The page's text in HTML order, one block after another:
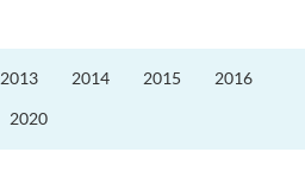
2013 2014 2015 2016
2020